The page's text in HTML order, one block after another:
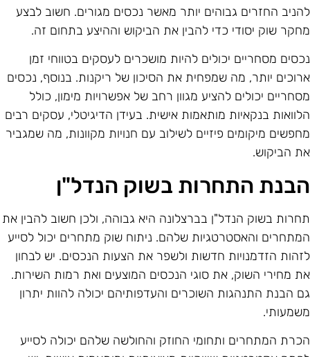
החזרים גבוהים יותר מאשר נכסים מגורים. חשוב לבצע
שוק יסודי כדי להבין את הביקוש וההיצע בתחום זה.
מסחריים יכולים להיות מושכרים לעסקים בטווחי זמן
יותר, מה שמפחית את הסיכון של ריקנות. בנוסף, נכסים
יכולים להציע מגוון רחב של אפשרויות מימון, כולל
בנקאיות מותאמות אישית. בעידן הדיגיטלי, עסקים רבים
מיקומים פיזיים לשילוב עם חנויות מקוונות, מה שמגביר
הביקוש.
התחרות בשוק הנדל"ן
בשוק הנדל"ן בברצלונה היא גבוהה, ולכן חשוב להבין את
והאסטרטגיות שלהם. ניתוח שוק מתחרים יכול לסייע
הזדמנויות חדשות ולשפר את הצעות הנכסים. יש לבחון
מחירי השוק, את סוגי הנכסים המוצעים ואת רמות השירות.
הבנת התנהגות השוכרים והעדפותיהם יכולה להוות יתרון
המתחרים ותחומי החוזק והחולשה שלהם יכולה לסייע